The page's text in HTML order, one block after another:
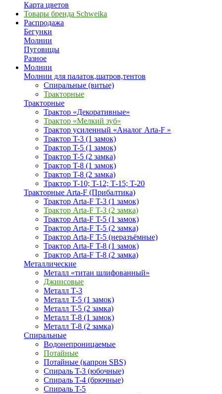
Карта цветов
Товары бренда Schweika
Распродажа
Бегунки
Молнии
Пуговицы
Разное
Молнии
Молнии для палаток,шатров,тентов
Спиральные (витые)
Тракторные
Тракторные
Трактор «Декоративные»
Трактор «Мелкий зуб»
Трактор усиленный «Аналог Arta-F »
Трактор T-3 (1 замок)
Трактор T-5 (1 замок)
Трактор T-5 (2 замка)
Трактор T-8 (1 замок)
Трактор T-8 (2 замка)
Трактор T-10; T-12; Т-15; T-20
Тракторные Arta-F (Прибалтика)
Трактор Arta-F T-3 (1 замок)
Трактор Arta-F T-3 (2 замка)
Трактор Arta-F T-5 (1 замок)
Трактор Arta-F T-5 (2 замка)
Трактор Arta-F T-5 (неразъёмные)
Трактор Arta-F T-8 (1 замок)
Трактор Arta-F T-8 (2 замка)
Металлические
Металл «титан шлифованный»
Джинсовые
Металл Т-3
Металл T-5 (1 замок)
Металл T-5 (2 замка)
Металл T-8 (1 замок)
Металл T-8 (2 замка)
Спиральные
Водонепроницаемые
Потайные
Потайные (капрон SBS)
Спираль T-3 (юбочные)
Спираль T-4 (брючные)
Спираль T-5